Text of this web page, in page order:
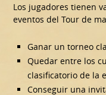
Los jugadores tienen
eventos del Tour de
Ganar un torneo
Quedar entre los
clasificatorio de la
Conseguir una